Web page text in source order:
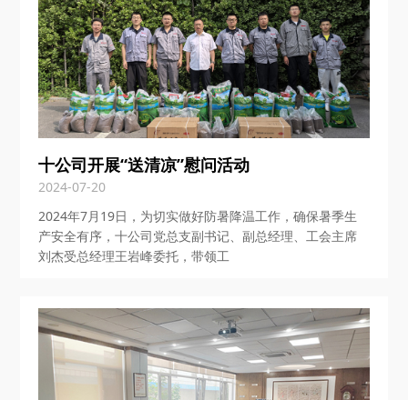
十公司开展“送清凉”慰问活动
2024-07-20
2024年7月19日，为切实做好防暑降温工作，确保暑季生
产安全有序，十公司党总支副书记、副总经理、工会主席
刘杰受总经理王岩峰委托，带领工